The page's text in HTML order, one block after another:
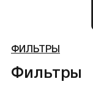
ФИЛЬТРЫ
Фильтры